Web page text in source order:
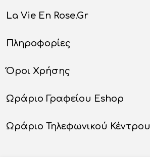
La Vie En Rose.gr
Πληροφορίες
Όροι Χρήσης
Ωράριο Γραφείου Eshop
Ωράριο Τηλεφωνικού Κέντρου